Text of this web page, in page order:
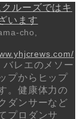
cho,
レエのメソー
プからヒップ
。健康体力の
ダンサーなど
プロダンサ